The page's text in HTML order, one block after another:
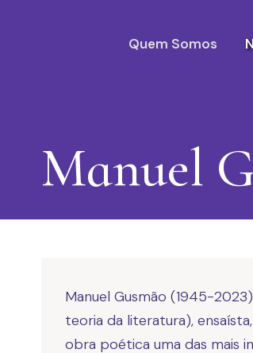
Quem Somos
Manuel
Manuel Gusmão (1945-
teoria da literatura),
obra poética uma das mais